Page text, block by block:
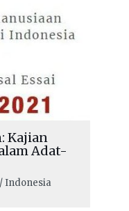
Kajian
Adat-
Indonesia